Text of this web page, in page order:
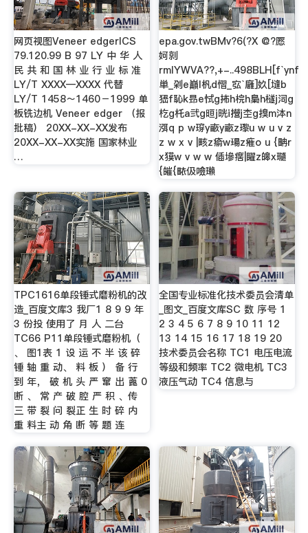
网页视图Veneer edgerICS
79.120.99 B 97 LY 中 华 人
民 共 和 国 林 业 行 业 标 准
LY/T XXXX—XXXX 代替
LY/T 1458～1460－1999 单
板铣边机 Veneer edger （报
批稿） 20XX-XX-XX发布
20XX-XX-XX实施 国家林业
…
epa.gov.twBMv?6(?X @?憠
妸剠
rmlYWVA??,+-..498BLH[f`ynf
単_刴e巔l杋d慴_宖`廱]奺[塳b
峱f恥k昻e恜g抪h梡h梟h檖j泀g
杚g杔a弐g晅j晄i攚j杢g搝m泍n
渳q p w瑏y畞y畞z瓈u w u v z
z w x v |畡z瘉w瑒z痽o u {畘r
x獏w v w w 偛墋瘔|矅z皞x瓍
{皠{畩伋噞瓎
TPC1616单段锤式磨粉机的改
造_百度文库3 我厂1 8 9 9 年
3 份投 使用了 月 人 二台
TC66 P11单段锤式磨粉机（
、 图1表 1 设 运 不 半 该 碎
锤 轴 重 动、 料 板 ） 备 行
到 年， 破 机 头 严 窜 出 蓖 0
断 、 常 产 破 腔 严 积 、传
三 带 裂 问 裂正 生 时 碎 内
重 料主 动 角 断 等 题 连
全国专业标准化技术委员会清单
_图文_百度文库SC 数 序号 1
2 3 4 5 6 7 8 9 10 11 12
13 14 15 16 17 18 19 20
技术委员会名称 TC1 电压电流
等级和频率 TC2 微电机 TC3
液压气动 TC4 信息与